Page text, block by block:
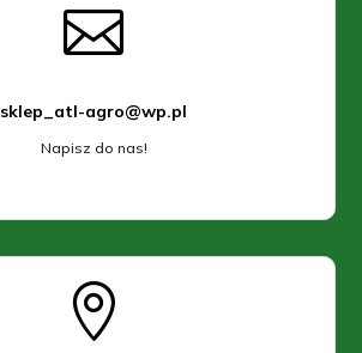

sklep_atl-agro@wp.pl
Napisz do nas!
